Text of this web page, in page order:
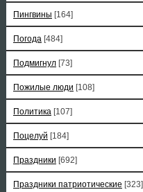
Пингвины [164]
Погода [484]
Подмигнул [73]
Пожилые люди [108]
Политика [107]
Поцелуй [184]
Праздники [692]
Праздники патриотические [323]